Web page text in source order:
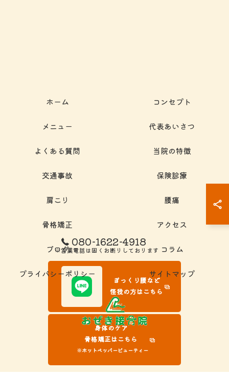
080-1622-4918
※営業電話は固くお断りしております
ぎっくり腰など
怪我の方はこちら
身体のケア
骨格矯正はこちら
※ホットペッパービューティー
ホーム コンセプト
メニュー 代表あいさつ
よくある質問 当院の特徴
交通事故 保険診療
肩こり 腰痛
骨格矯正 アクセス
ブログ コラム
プライバシーポリシー サイトマップ
© 2026 岐阜県大垣市の接骨院ならおぜき接骨院/整体院｜腰痛/交通事故治療/肩こ
り ALL RIGHTS RESERVED.